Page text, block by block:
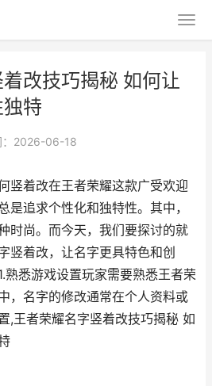
改技巧揭秘 如何让
特
：2026-06-18
竖着改在王者荣耀这款广受欢迎
是追求个性化和独特性。其中，
时尚。而今天，我们要探讨的就
竖着改，让名字更具特色和创
熟悉游戏设置玩家需要熟悉王者荣
，名字的修改通常在个人资料或
,王者荣耀名字竖着改技巧揭秘 如